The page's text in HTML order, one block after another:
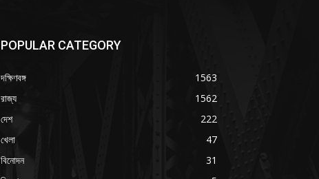
POPULAR CATEGORY
দক্ষিণবঙ্গ
1563
রাজ্য
1562
দেশ
222
খেলা
47
বিনোদন
31